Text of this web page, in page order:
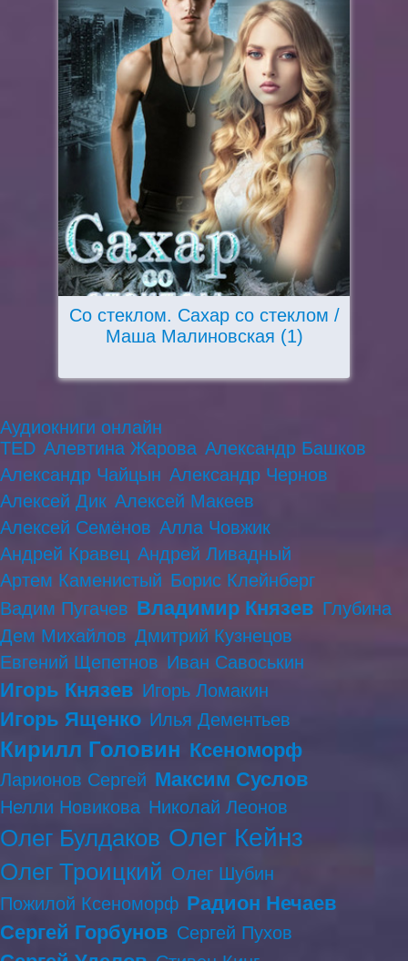
Со стеклом. Сахар со стеклом /
Маша Малиновская (1)
Аудиокниги онлайн
TED Алевтина Жарова Александр Башков
Александр Чайцын Александр Чернов
Алексей Дик Алексей Макеев
Алексей Семёнов Алла Човжик
Андрей Кравец Андрей Ливадный
Артем Каменистый Борис Клейнберг
Вадим Пугачев Владимир Князев Глубина
Дем Михайлов Дмитрий Кузнецов
Евгений Щепетнов Иван Савоськин
Игорь Князев Игорь Ломакин
Игорь Ященко Илья Дементьев
Кирилл Головин Ксеноморф
Ларионов Сергей Максим Суслов
Нелли Новикова Николай Леонов
Олег Булдаков Олег Кейнз
Олег Троицкий Олег Шубин
Пожилой Ксеноморф Радион Нечаев
Сергей Горбунов Сергей Пухов